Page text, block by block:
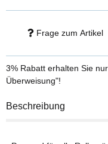
Frage zum Artikel
3% Rabatt erhalten Sie
Überweisung"!
Beschreibung